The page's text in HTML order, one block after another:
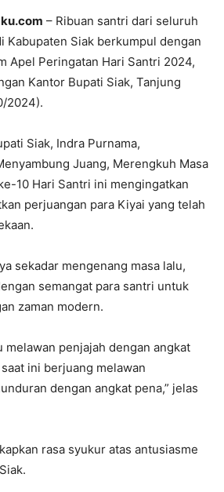
– Ribuan santri dari seluruh
Kabupaten Siak berkumpul dengan
Apel Peringatan Hari Santri 2024,
Kantor Bupati Siak, Tanjung
2024).
Siak, Indra Purnama,
Juang, Merengkuh Masa
10 Hari Santri ini mengingatkan
perjuangan para Kiyai yang telah
sekadar mengenang masa lalu,
semangat para santri untuk
zaman modern.
melawan penjajah dengan angkat
ini berjuang melawan
dengan angkat pena,” jelas
rasa syukur atas antusiasme